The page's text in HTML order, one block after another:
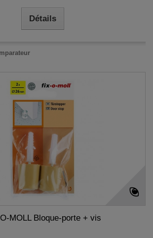
Détails
MOLL Bloque-porte + vis